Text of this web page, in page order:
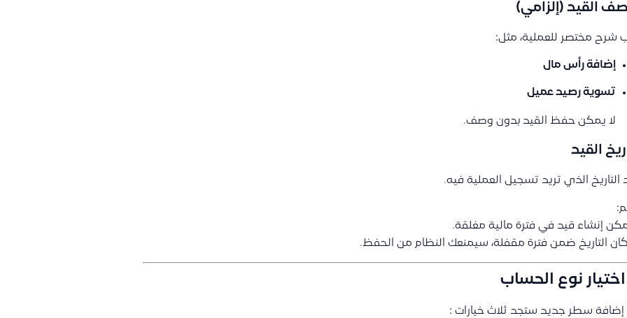
القيد (إلزامي)
شرح مختصر للعملية، مثل:
إضافة رأس مال
تسوية رصيد عميل
لا يمكن حفظ القيد بدون وصف.
القيد
التاريخ الذي تريد تسجيل العملية فيه.
إنشاء قيد في فترة مالية مغلقة.
كان التاريخ ضمن فترة مقفلة، سيمنعك النظام من الحفظ.
إضافة سطر جديد ستجد ثلاث خيارات :